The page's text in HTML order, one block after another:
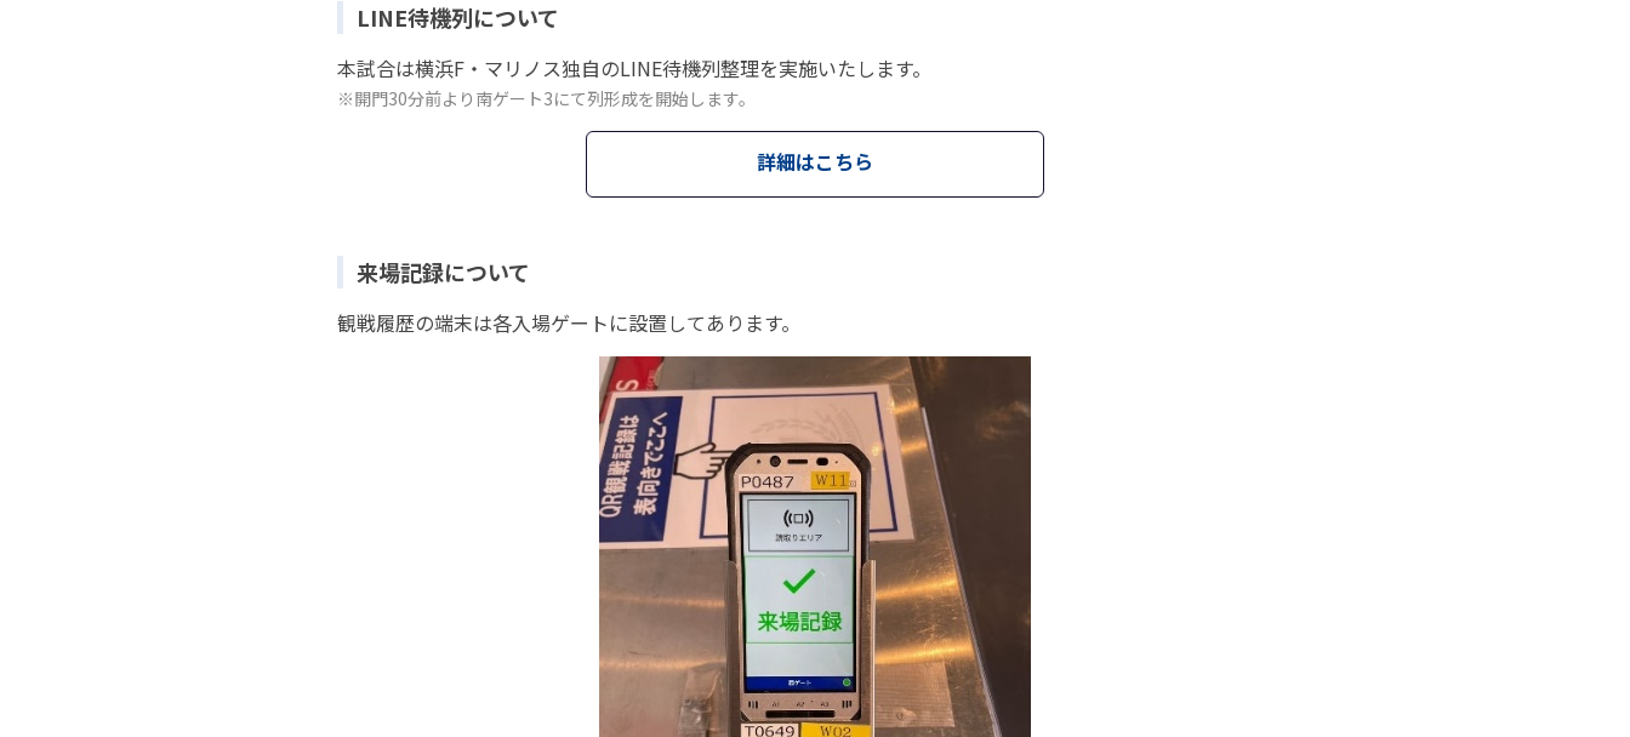
LINE待機列について
本試合は横浜F・マリノス独自のLINE待機列整理を実施いたします。
※開門30分前より南ゲート3にて列形成を開始します。
詳細はこちら
来場記録について
観戦履歴の端末は各入場ゲートに設置してあります。